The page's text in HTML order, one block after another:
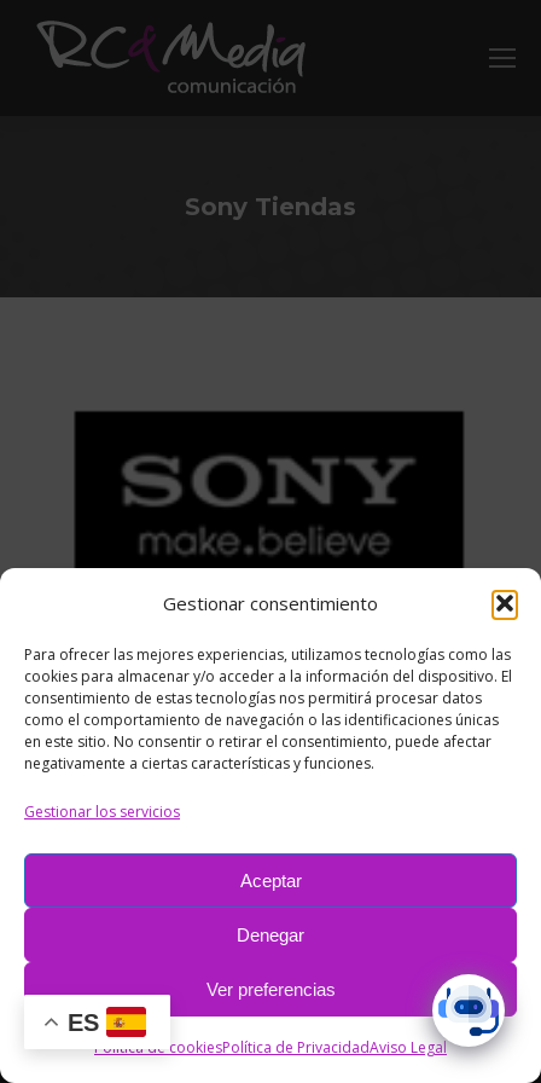
Gestionar consentimiento
Para ofrecer las mejores experiencias, utilizamos tecnologías como las
cookies para almacenar y/o acceder a la información del dispositivo. El
consentimiento de estas tecnologías nos permitirá procesar datos
como el comportamiento de navegación o las identificaciones únicas
en este sitio. No consentir o retirar el consentimiento, puede afectar
negativamente a ciertas características y funciones.
Gestionar los servicios
Aceptar
Denegar
Ver preferencias
Política de cookiesPolítica de PrivacidadAviso Legal
Sony Tiendas
Compartir:
on
Facebook
X
PinterestLinkedIn
© RC&Media Comunicación
ES